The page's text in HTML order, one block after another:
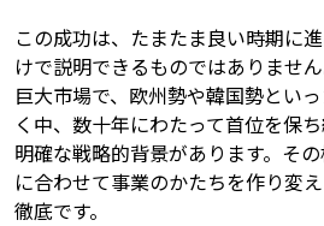
この成功は、たまたま良い時期に
けで説明できるものではありませ
巨大市場で、欧州勢や韓国勢とい
く中、数十年にわたって首位を保
明確な戦略的背景があります。そ
に合わせて事業のかたちを作り変
徹底です。